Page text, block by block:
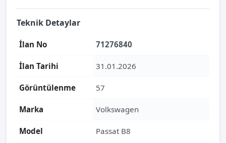
Teknik Detaylar
İlan No 71276840
İlan Tarihi 31.01.2026
Görüntülenme 57
Marka Volkswagen
Model Passat B8